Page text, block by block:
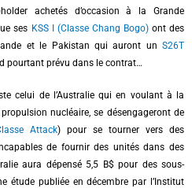
achetés d’occasion à la Grande
ses KSS I (Classe Chang Bogo)ont des
et le Pakistan qui auront un S26T
pourtant prévu dans le contrat…
celui de l’Australie qui en voulant à la
nucléaire, se désengageront de
Attack) pour se tourner vers des
de fournir des unités dans des
aura dépensé 5,5 B$ pour des sous-
étude publiée en décembre par l’Institut